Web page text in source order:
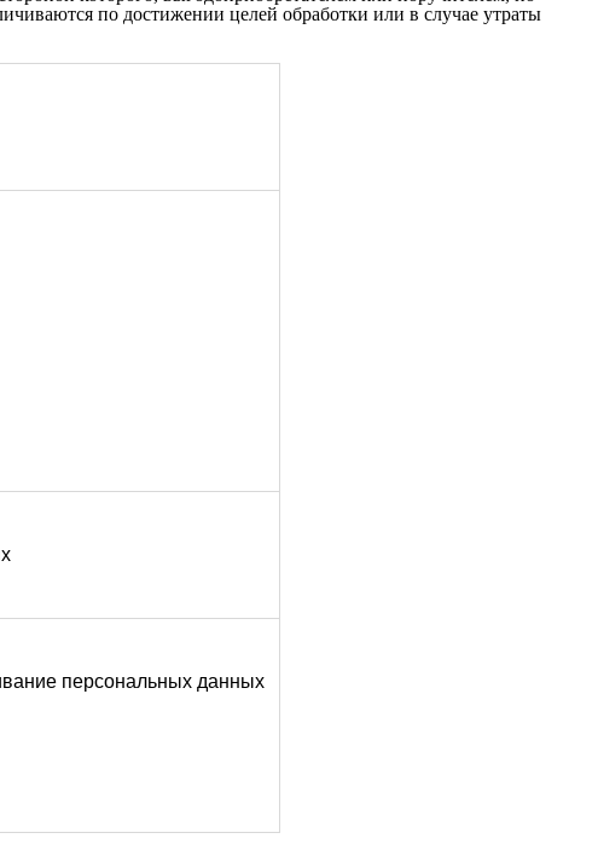
персональных данных